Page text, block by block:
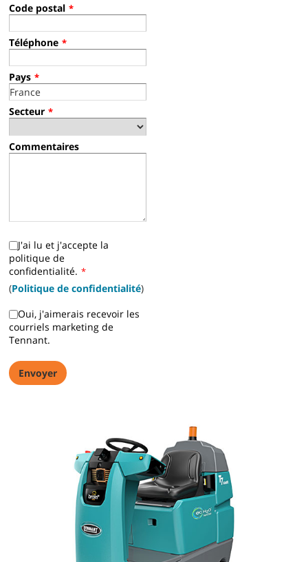
Code postal *
Téléphone *
Pays *
Secteur *
Commentaires
J'ai lu et j'accepte la
politique de
confidentialité. *
(Politique de confidentialité)
Oui, j'aimerais recevoir les
courriels marketing de
Tennant.